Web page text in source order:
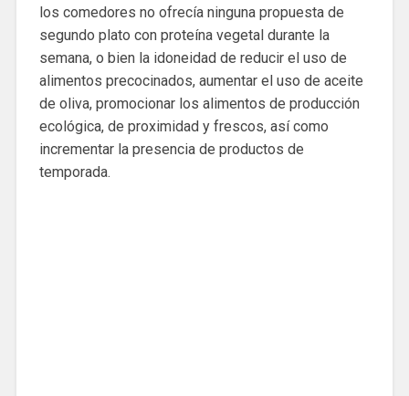
los comedores no ofrecía ninguna propuesta de
segundo plato con proteína vegetal durante la
semana, o bien la idoneidad de reducir el uso de
alimentos precocinados, aumentar el uso de aceite
de oliva, promocionar los alimentos de producción
ecológica, de proximidad y frescos, así como
incrementar la presencia de productos de
temporada.